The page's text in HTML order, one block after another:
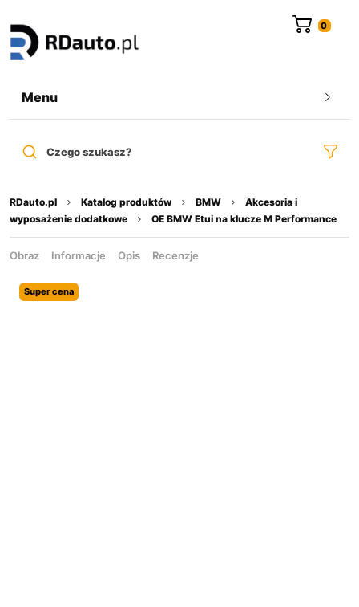
Menu
Czego szukasz?
RDauto.pl Katalog produktów BMW
Akcesoria i
wyposażenie dodatkowe
OE BMW Etui na klucze M Performance
Obraz Informacje Opis Recenzje
Super cena